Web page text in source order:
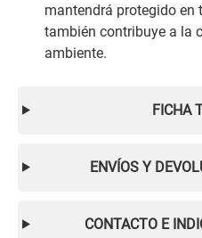
mantendrá protegido en
también contribuye a la
ambiente.
FICHA
ENVÍOS Y
CONTACTO E